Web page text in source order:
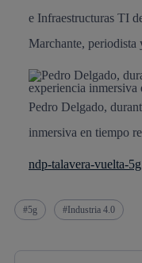
e Infraestructuras TI
Marchante, periodista
Pedro Delgado,
inmersiva en tiempo
ndp-talavera-vuelta-
5g Industria 4.0